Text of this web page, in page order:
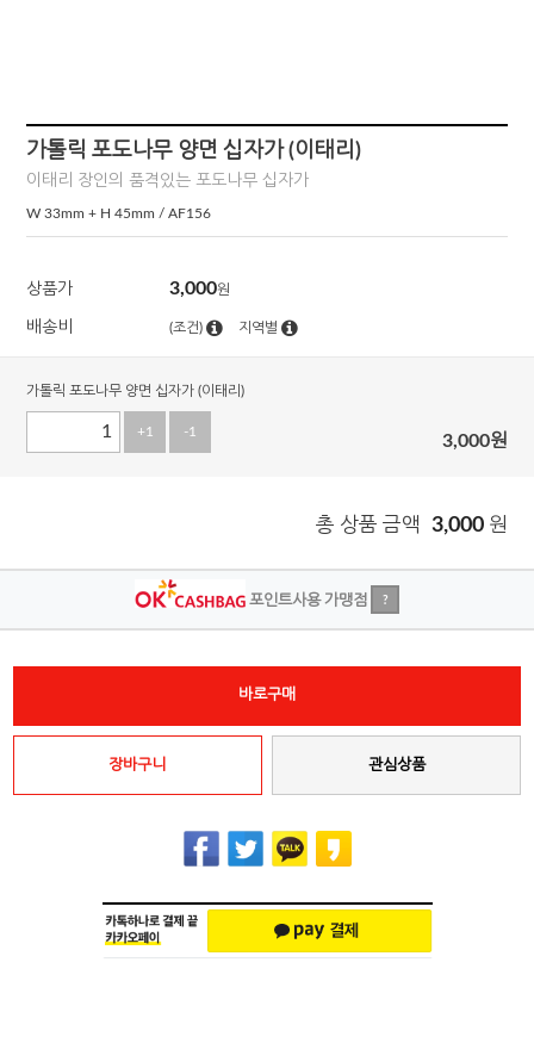
가톨릭 포도나무 양면 십자가 (이태리)
이태리 장인의 품격있는 포도나무 십자가
W 33mm + H 45mm / AF156
상품가 3,000원
배송비 (조건) 지역별
가톨릭 포도나무 양면 십자가 (이태리)
+1 -1 3,000원
총 상품 금액 3,000 원
포인트사용 가맹점 ?
바로구매
장바구니 관심상품